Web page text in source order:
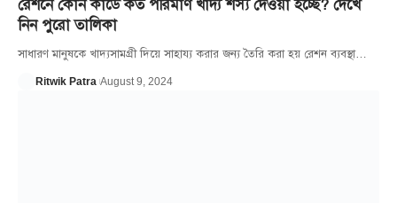
রেশনে কোন কার্ডে কত পরিমাণ খাদ্য শস্য দেওয়া হচ্ছে? দেখে
নিন পুরো তালিকা
সাধারণ মানুষকে খাদ্যসামগ্রী দিয়ে সাহায্য করার জন্য তৈরি করা হয় রেশন ব্যবস্থা…
Ritwik Patra August 9, 2024